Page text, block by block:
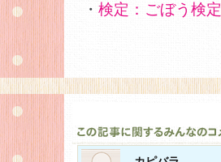
・ 検定：ごぼう検定